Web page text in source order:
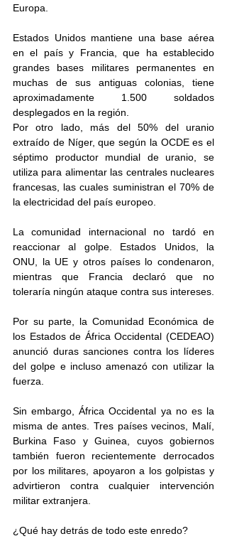
Europa.
Estados Unidos mantiene una base aérea
en el país y Francia, que ha establecido
grandes bases militares permanentes en
muchas de sus antiguas colonias, tiene
aproximadamente 1.500 soldados
desplegados en la región.
Por otro lado, más del 50% del uranio
extraído de Níger, que según la OCDE es el
séptimo productor mundial de uranio, se
utiliza para alimentar las centrales nucleares
francesas, las cuales suministran el 70% de
la electricidad del país europeo.
La comunidad internacional no tardó en
reaccionar al golpe. Estados Unidos, la
ONU, la UE y otros países lo condenaron,
mientras que Francia declaró que no
Por su parte, la Comunidad Económica de
los Estados de África Occidental (CEDEAO)
anunció duras sanciones contra los líderes
del golpe e incluso amenazó con utilizar la
fuerza.
Sin embargo, África Occidental ya no es la
misma de antes. Tres países vecinos, Malí,
Burkina Faso y Guinea, cuyos gobiernos
también fueron recientemente derrocados
por los militares, apoyaron a los golpistas y
advirtieron contra cualquier intervención
militar extranjera.
¿Qué hay detrás de todo este enredo?